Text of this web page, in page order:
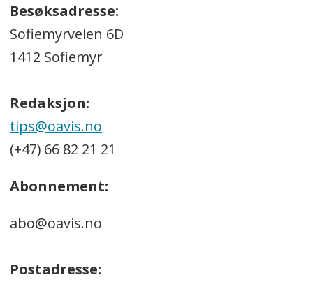
Besøksadresse:
Sofiemyrveien 6D
1412 Sofiemyr
Redaksjon:
tips@oavis.no
(+47) 66 82 21 21
Abonnement:
abo@oavis.no
Postadresse: